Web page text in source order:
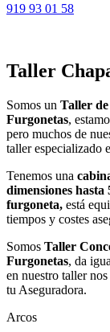
919 93 01 58
Taller
Somos un Taller
Furgonetas,
pero muchos de
taller especializado
Tenemos una
dimensiones
furgoneta, está
tiempos y costes
Somos Taller
Furgonetas, da
en nuestro taller
tu Aseguradora.
Arcos